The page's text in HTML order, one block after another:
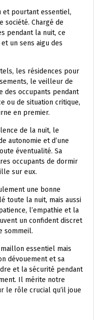
et pourtant essentiel,
société. Chargé de
pendant la nuit, ce
un sens aigu des
les résidences pour
le veilleur de
des occupants pendant
ou de situation critique,
en premier.
de la nuit, le
autonomie et d’une
éventualité. Sa
occupants de dormir
sur eux.
une bonne
toute la nuit, mais aussi
l’empathie et la
un confident discret
sommeil.
essentiel mais
dévouement et sa
et la sécurité pendant
Il mérite notre
le rôle crucial qu’il joue